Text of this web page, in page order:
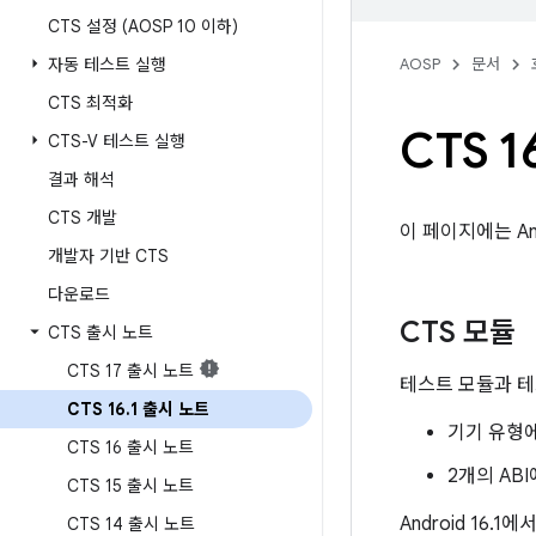
CTS 설정 (AOSP 10 이하)
자동 테스트 실행
CTS 최적화
CTS-V 테스트 실행
결과 해석
CTS 개발
개발자 기반 CTS
다운로드
CTS 출시 노트
CTS 17 출시 노트
CTS 16.1 출시 노트
CTS 16 출시 노트
CTS 15 출시 노트
CTS 14 출시 노트
AOSP 문서
CTS
이 페이지에는
CTS 모듈
테스트 모듈과
기기 유형
2개의 ABI
Android 16.1에